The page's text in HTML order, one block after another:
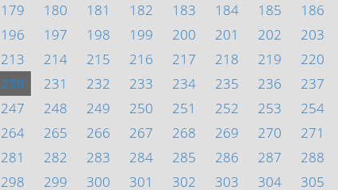
179 180 181 182 183 184 185 186
196 197 198 199 200 201 202 203
213 214 215 216 217 218 219 220
230 231 232 233 234 235 236 237
247 248 249 250 251 252 253 254
264 265 266 267 268 269 270 271
281 282 283 284 285 286 287 288
298 299 300 301 302 303 304 305